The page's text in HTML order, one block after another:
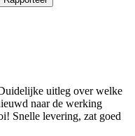
uitleg over welke
naar de werking
Snelle levering, zat goed